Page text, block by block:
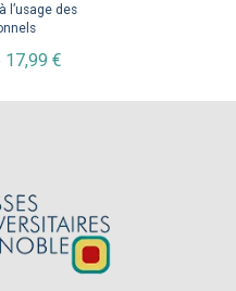
l’usage des
17,99 €